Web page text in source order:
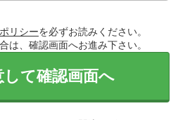
リシーを必ずお読みください。
は、確認画面へお進み下さい。
て確認画面へ